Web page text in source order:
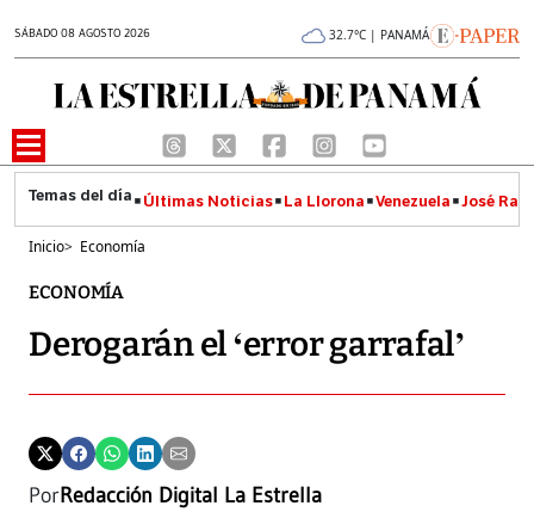
SÁBADO 08 AGOSTO 2026 32.7°C | PANAMÁ
Últimas Noticias La Llorona Venezuela José
Inicio> Economía
ECONOMÍA
Derogarán el ‘error garrafal’
PorRedacción Digital La Estrella